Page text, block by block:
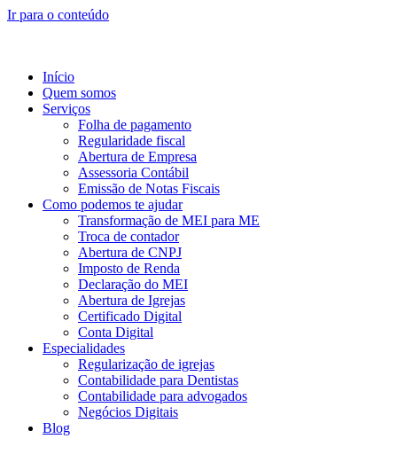
Ir para o conteúdo
Início
Quem somos
Serviços
Folha de pagamento
Regularidade fiscal
Abertura de Empresa
Assessoria Contábil
Emissão de Notas Fiscais
Como podemos te ajudar
Transformação de MEI para ME
Troca de contador
Abertura de CNPJ
Imposto de Renda
Declaração do MEI
Abertura de Igrejas
Certificado Digital
Conta Digital
Especialidades
Regularização de igrejas
Contabilidade para Dentistas
Contabilidade para advogados
Negócios Digitais
Blog